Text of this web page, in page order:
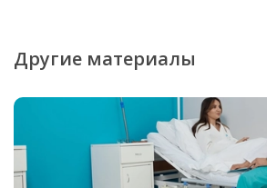
Другие материалы